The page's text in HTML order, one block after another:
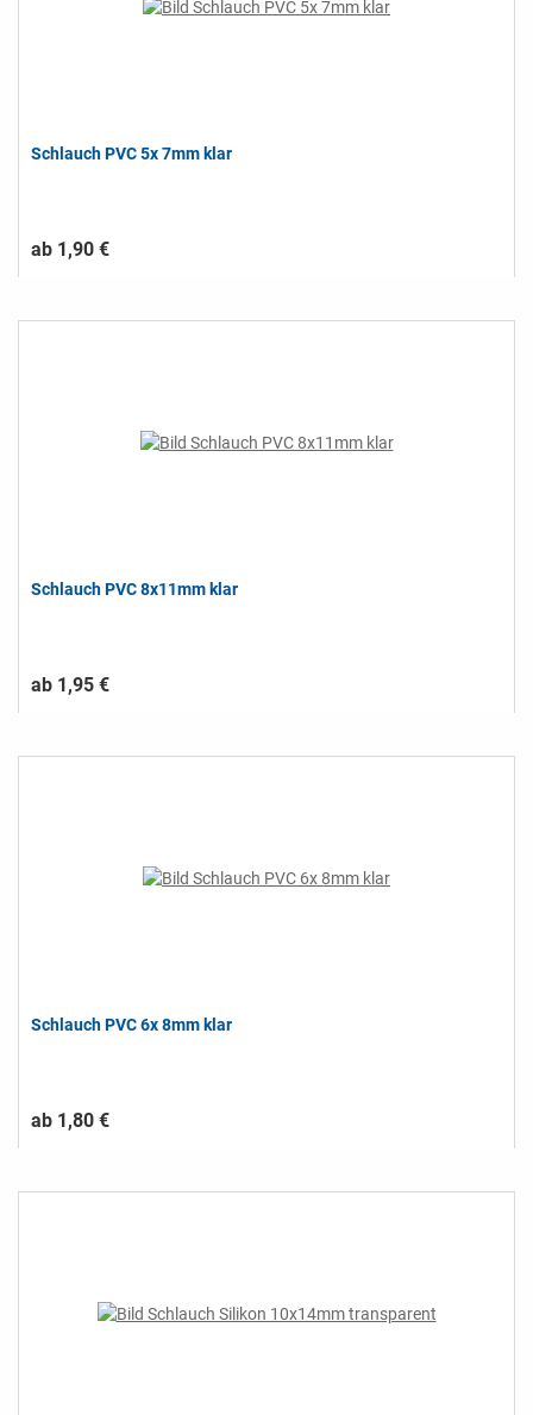
Schlauch PVC 5x 7mm klar
ab 1,90 €
Schlauch PVC 8x11mm klar
ab 1,95 €
Schlauch PVC 6x 8mm klar
ab 1,80 €